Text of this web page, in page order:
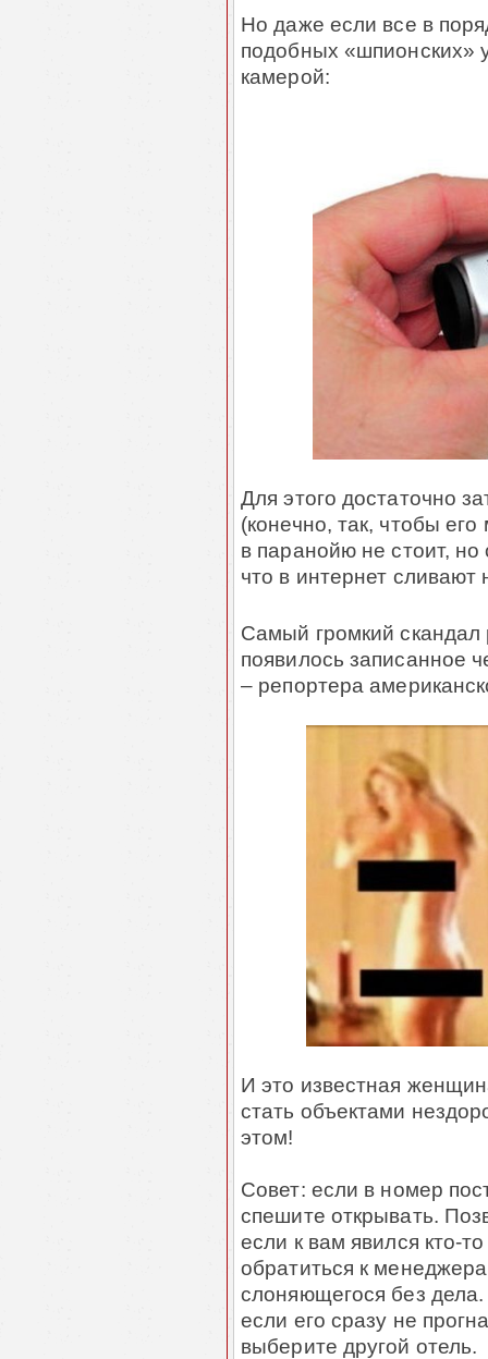
Но даже если все в
подобных «шпионских»
камерой:
Для этого достаточно
(конечно, так, чтобы
в паранойю не стоит,
что в интернет
Самый громкий скандал
появилось записанное
– репортера
И это известная
стать объектами
этом!
Совет: если в номер
спешите открывать.
если к вам явился кто-
обратиться к
слоняющегося без
если его сразу не
выберите другой отель.